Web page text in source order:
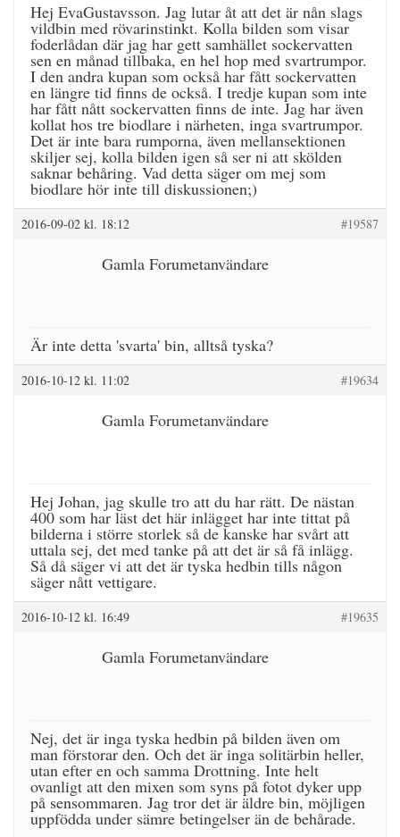
Hej EvaGustavsson. Jag lutar åt att det är nån slags
vildbin med rövarinstinkt. Kolla bilden som visar
foderlådan där jag har gett samhället sockervatten
sen en månad tillbaka, en hel hop med svartrumpor.
I den andra kupan som också har fått sockervatten
en längre tid finns de också. I tredje kupan som inte
har fått nått sockervatten finns de inte. Jag har även
kollat hos tre biodlare i närheten, inga svartrumpor.
Det är inte bara rumporna, även mellansektionen
skiljer sej, kolla bilden igen så ser ni att skölden
saknar behåring. Vad detta säger om mej som
biodlare hör inte till diskussionen;)
2016-09-02 kl. 18:12 #19587
Gamla Forumetanvändare
Är inte detta 'svarta' bin, alltså tyska?
2016-10-12 kl. 11:02 #19634
Gamla Forumetanvändare
Hej Johan, jag skulle tro att du har rätt. De nästan
400 som har läst det här inlägget har inte tittat på
bilderna i större storlek så de kanske har svårt att
uttala sej, det med tanke på att det är så få inlägg.
Så då säger vi att det är tyska hedbin tills någon
säger nått vettigare.
2016-10-12 kl. 16:49 #19635
Gamla Forumetanvändare
Nej, det är inga tyska hedbin på bilden även om
man förstorar den. Och det är inga solitärbin heller,
utan efter en och samma Drottning. Inte helt
ovanligt att den mixen som syns på fotot dyker upp
på sensommaren. Jag tror det är äldre bin, möjligen
uppfödda under sämre betingelser än de behårade.